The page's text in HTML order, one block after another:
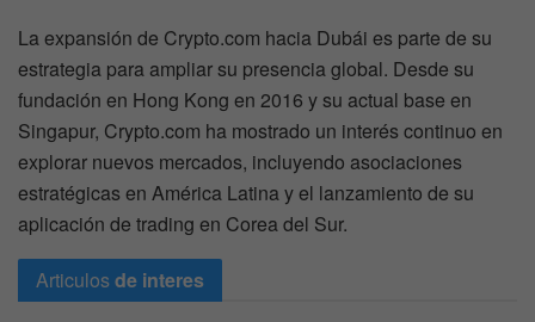
La expansión de Crypto.com hacia Dubái es parte de su
estrategia para ampliar su presencia global. Desde su
fundación en Hong Kong en 2016 y su actual base en
Singapur, Crypto.com ha mostrado un interés continuo en
explorar nuevos mercados, incluyendo asociaciones
estratégicas en América Latina y el lanzamiento de su
aplicación de trading en Corea del Sur.
Articulosde interes